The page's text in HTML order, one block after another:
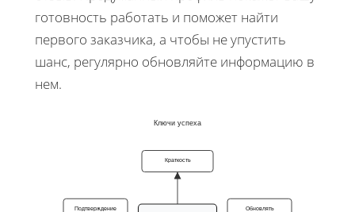
готовность работать и поможет найти
первого заказчика, а чтобы не упустить
шанс, регулярно обновляйте информацию в
нем.
Ключи успеха
Краткость
Подтверждение Обновлять